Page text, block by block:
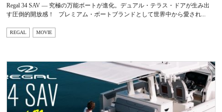
Regal 34 SAV — 究極の万能ボートが進化。デュアル・テラス・ドアが生み出
す圧倒的開放感！ プレミアム・ボートブランドとして世界中から愛され...
REGAL MOVIE